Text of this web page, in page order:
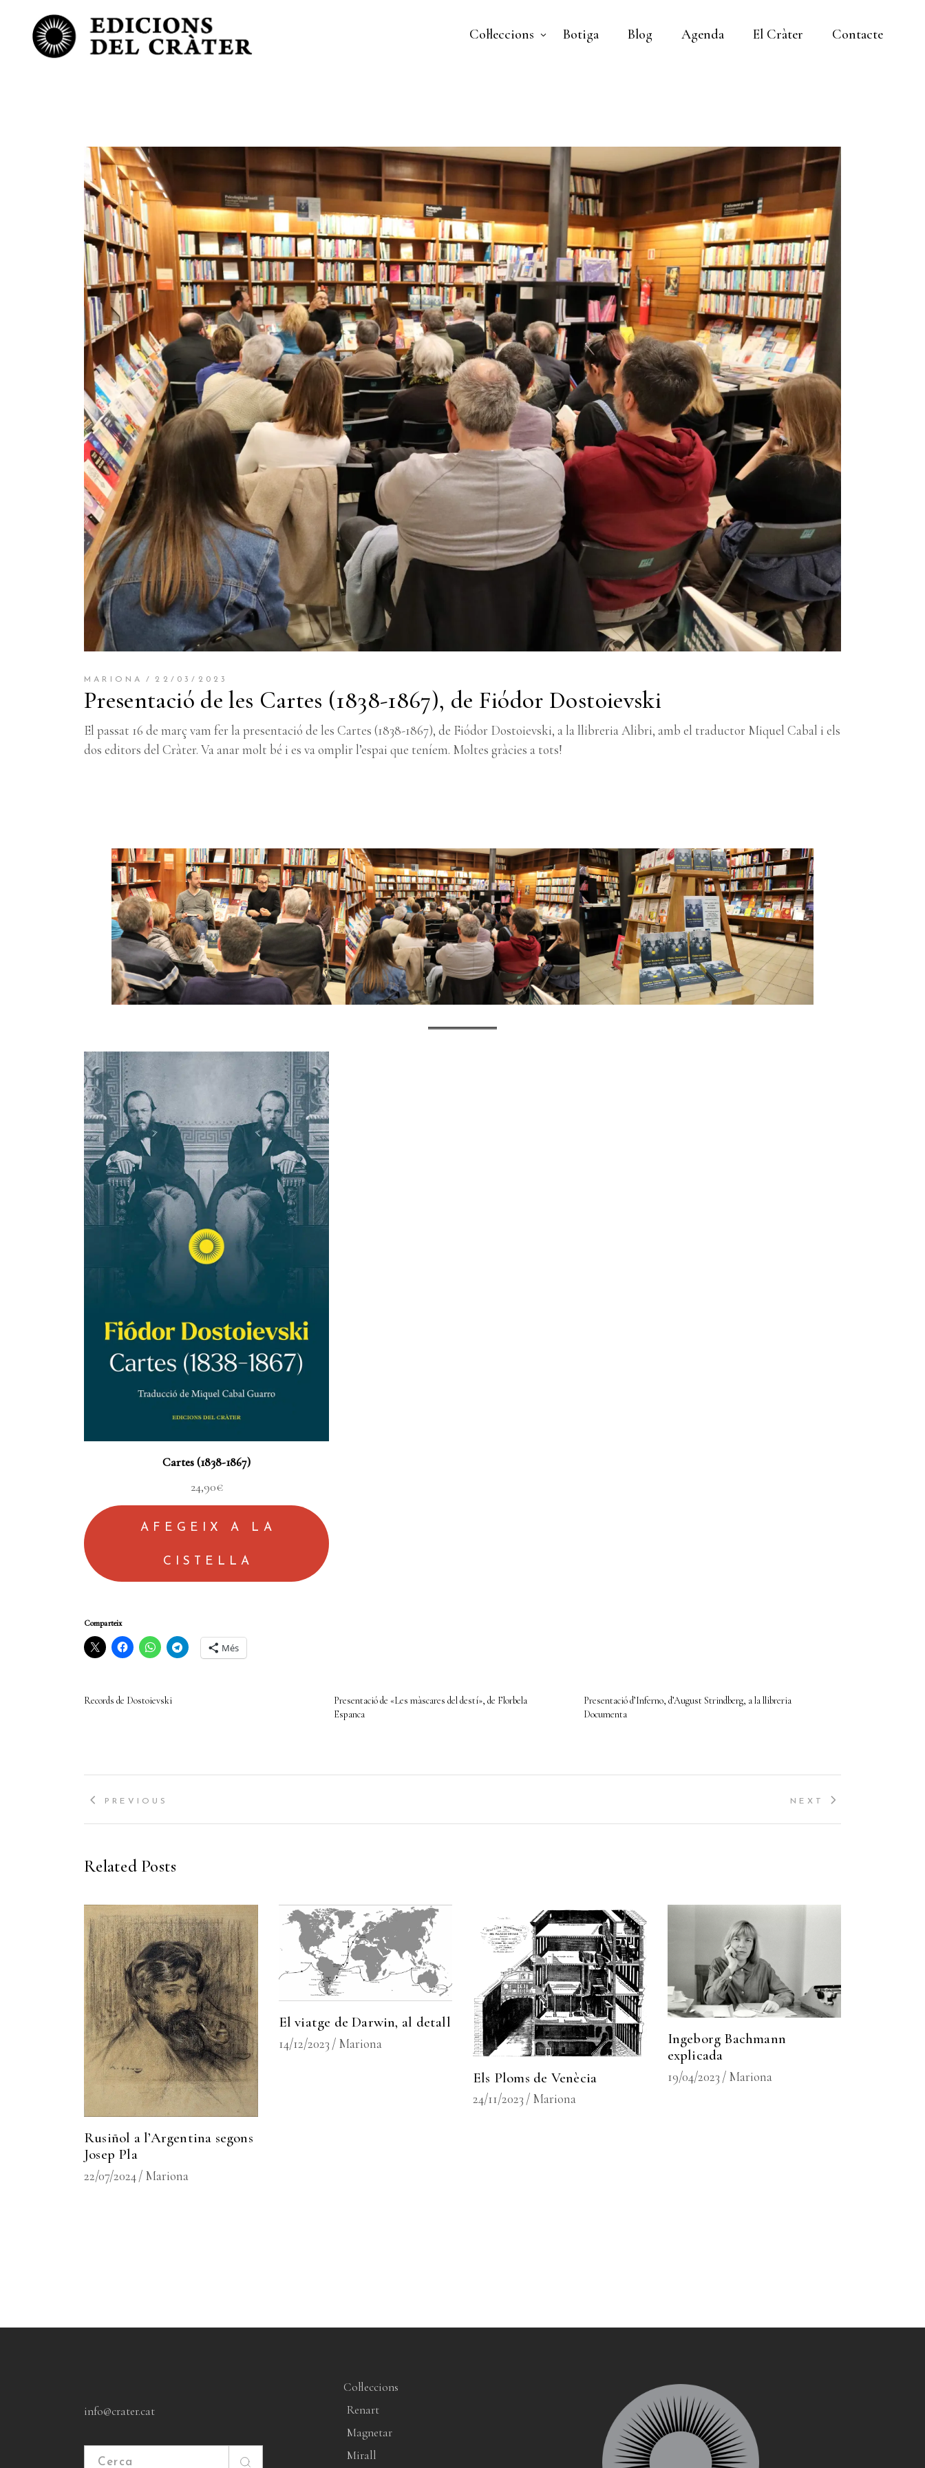
Col·leccions Botiga Blog Agenda El Cràter Contacte
MARIONA 22/03/2023
Presentació de les Cartes (1838-1867), de Fiódor Dostoievski
El passat 16 de març vam fer la presentació de les Cartes (1838-1867), de Fiódor Dostoievski, a la llibreria Alibri, amb el traductor Miquel Cabal i els
dos editors del Cràter. Va anar molt bé i es va omplir l’espai que teníem. Moltes gràcies a tots!
Cartes (1838-1867)
24,90€
AFEGEIX A LA
CISTELLA
Comparteix
Més
Records de Dostoievski
Presentació de «Les màscares del destí», de Florbela
Espanca
Presentació d’Inferno, d’August Strindberg, a la llibreria
Documenta
PREVIOUS NEXT
Related Posts
Rusiñol a l’Argentina segons
Josep Pla
22/07/2024 Mariona
El viatge de Darwin, al detall
14/12/2023 Mariona
Els Ploms de Venècia
24/11/2023 Mariona
Ingeborg Bachmann
explicada
19/04/2023 Mariona
info@crater.cat
Cerca
Col·leccions
Renart
Magnetar
Mirall